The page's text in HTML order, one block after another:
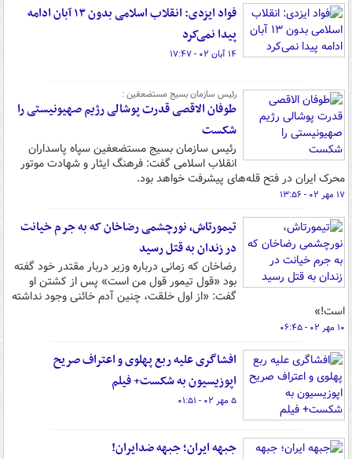
فواد ایزدی: انقلاب اسلامی بدون ۱۳ آبان ادامه
پیدا نمی‌کرد
۱۴ آبان ۰۲ - ۱۷:۴۷
رئیس سازمان بسیج مستضعفین :
طوفان الاقصی قدرت پوشالی رژیم صهیونیستی را
شکست
رئیس سازمان بسیج مستضعفین سپاه پاسداران
انقلاب اسلامی گفت: فرهنگ ایثار و شهادت موتور
محرک ایران در فتح قله‌های پیشرفت خواهد بود.
۱۷ مهر ۰۲ - ۱۳:۵۶
تیمورتاش، نورچشمی رضاخان که به جرم خیانت
در زندان به قتل رسید
رضاخان که زمانی درباره وزیر دربار مقتدر خود گفته
بود «قول تیمور قول من است» پس از کشتن او
گفت: «از اول خلقت، چنین آدم خائنی وجود نداشته
است!»
۱۰ مهر ۰۲ - ۰۶:۴۵
افشاگری علیه ربع پهلوی و اعتراف صریح
اپوزیسیون به شکست+ فیلم
۵ مهر ۰۲ - ۰۱:۵۱
جبهه ایران؛ جبهه ضدایران!